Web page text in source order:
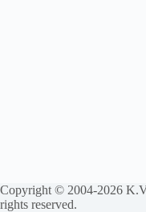
Copyright © 2004-2026
rights reserved.